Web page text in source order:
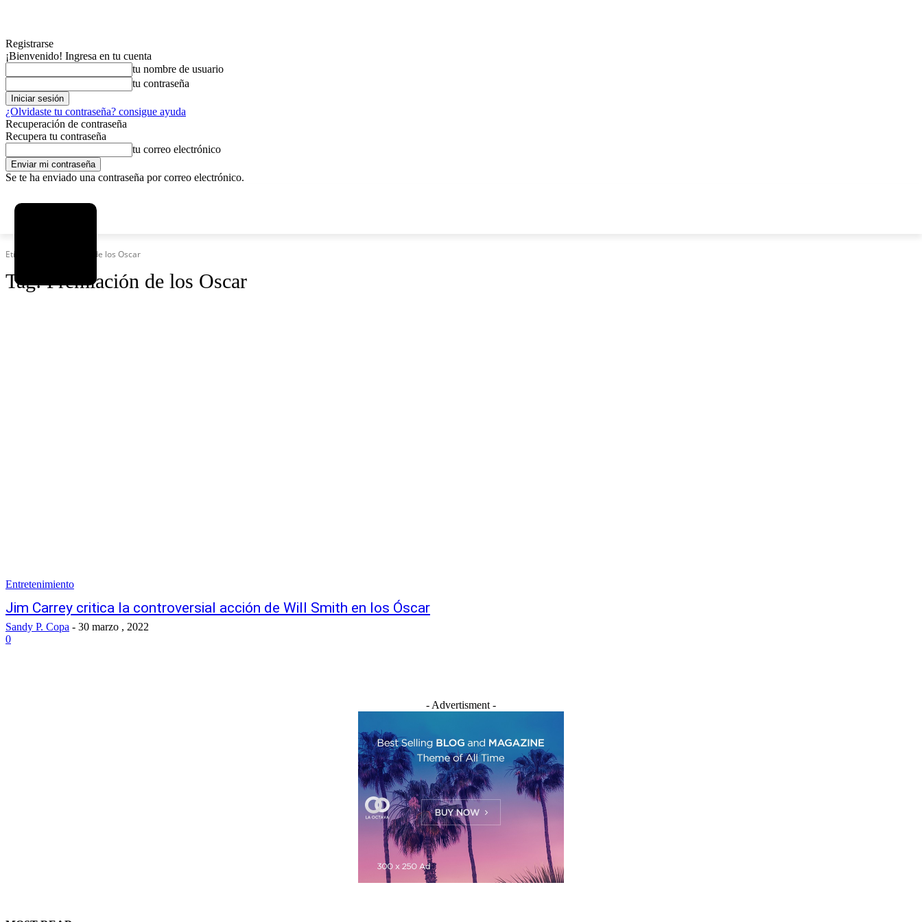
Registrarse
¡Bienvenido! Ingresa en tu cuenta
tu nombre de usuario
tu contraseña
¿Olvidaste tu contraseña? consigue ayuda
Recuperación de contraseña
Recupera tu contraseña
tu correo electrónico
Se te ha enviado una contraseña por correo electrónico.
Etiquetas Premiación de los Oscar
Tag:Premiación de los Oscar
Entretenimiento
Jim Carrey critica la controversial acción de Will Smith en los Óscar
Sandy P. Copa - 30 marzo , 2022
0
- Advertisment -